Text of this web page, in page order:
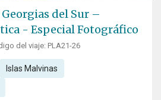
del Sur –
- Especial Fotográfico
del viaje: PLA21-26
Islas Malvinas